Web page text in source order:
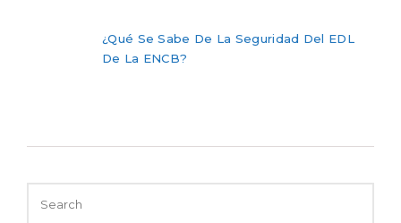
¿Qué Se Sabe De La Seguridad Del EDL
De La ENCB?